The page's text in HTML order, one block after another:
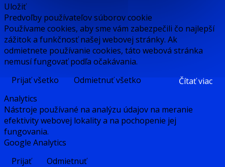
Uložiť
Predvoľby používateľov súborov cookie
Používame cookies, aby sme vám zabezpečili čo najlepší
zážitok a funkčnosť našej webovej stránky. Ak
odmietnete používanie cookies, táto webová stránka
nemusí fungovať podľa očakávania.
Prijať všetko
Odmietnuť všetko
Čítať viac
Analytics
Nástroje používané na analýzu údajov na meranie
efektivity webovej lokality a na pochopenie jej
fungovania.
Google Analytics
Prijať
Odmietnuť